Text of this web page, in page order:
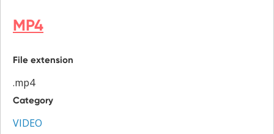
MP4
File extension
.mp4
Category
VIDEO